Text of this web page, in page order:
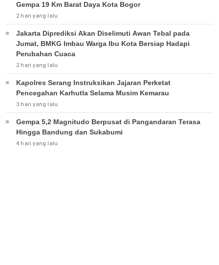
Gempa 19 Km Barat Daya Kota Bogor
2 hari yang lalu
Jakarta Diprediksi Akan Diselimuti Awan Tebal pada
Jumat, BMKG Imbau Warga Ibu Kota Bersiap Hadapi
Perubahan Cuaca
2 hari yang lalu
Kapolres Serang Instruksikan Jajaran Perketat
Pencegahan Karhutla Selama Musim Kemarau
3 hari yang lalu
Gempa 5,2 Magnitudo Berpusat di Pangandaran Terasa
Hingga Bandung dan Sukabumi
4 hari yang lalu